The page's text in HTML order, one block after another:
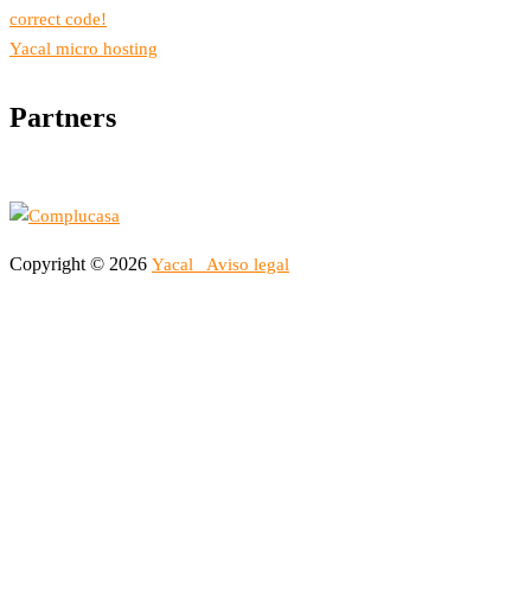
correct code!
Yacal micro hosting
Partners
Copyright © 2026 Yacal Aviso legal